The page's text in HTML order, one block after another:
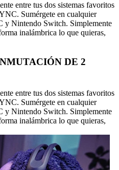
entre tus dos sistemas favoritos
Sumérgete en cualquier
y Nintendo Switch. Simplemente
inalámbrica lo que quieras,
DE 2
entre tus dos sistemas favoritos
Sumérgete en cualquier
y Nintendo Switch. Simplemente
inalámbrica lo que quieras,